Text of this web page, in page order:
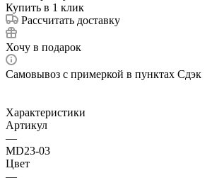
Купить в 1 клик
Рассчитать доставку
Хочу в подарок
Самовывоз с примеркой в пунктах Сдэк
Характеристики
Артикул
—
МD23-03
Цвет